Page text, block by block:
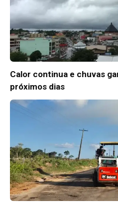
Calor continua e chuvas
próximos dias